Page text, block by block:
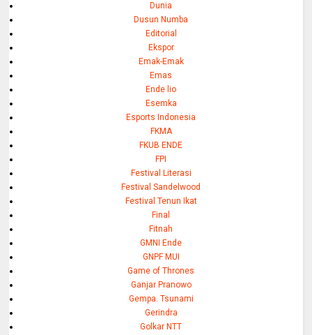
Dunia
Dusun Numba
Editorial
Ekspor
Emak-Emak
Emas
Ende lio
Esemka
Esports Indonesia
FKMA
FKUB ENDE
FPI
Festival Literasi
Festival Sandelwood
Festival Tenun Ikat
Final
Fitnah
GMNI Ende
GNPF MUI
Game of Thrones
Ganjar Pranowo
Gempa. Tsunami
Gerindra
Golkar NTT